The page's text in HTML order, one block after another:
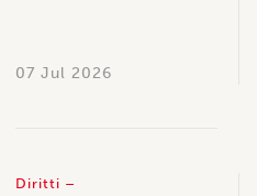
07 Jul 2026
Diritti